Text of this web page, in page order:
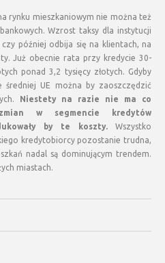
rynku mieszkaniowym nie można też
Wzrost taksy dla instytucji
później odbija się na klientach, na
Już obecnie rata przy kredycie 30-
ponad 3,2 tysięcy złotych. Gdyby
średniej UE można by zaoszczędzić
Niestety na razie nie ma co
w segmencie kredytów
by te koszty.Wszystko
kredytobiorcy pozostanie trudna,
nadal są dominującym trendem.
miastach.